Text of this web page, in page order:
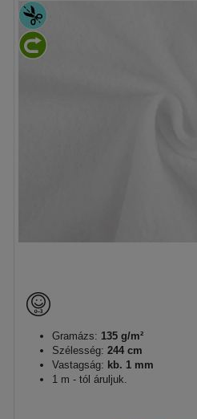
Gramázs: 135 g/m²
Szélesség: 244 cm
Vastagság: kb. 1 mm
1 m - tól áruljuk.